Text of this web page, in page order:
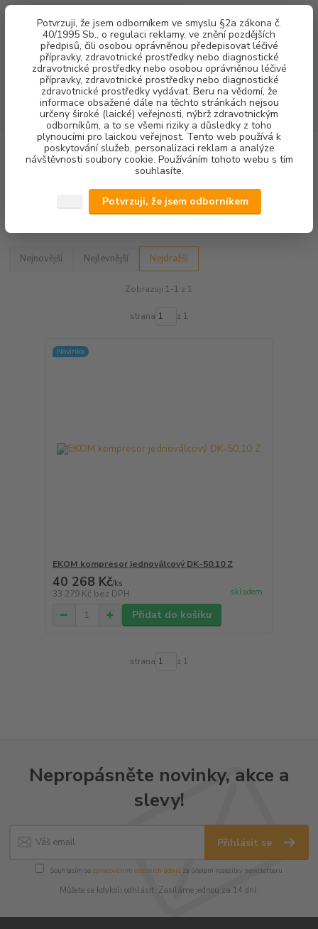
Potvrzuji, že jsem odborníkem ve smyslu §2a zákona č.
40/1995 Sb., o regulaci reklamy, ve znění pozdějších
předpisů, čili osobou oprávněnou předepisovat léčivé
přípravky, zdravotnické prostředky nebo diagnostické
zdravotnické prostředky nebo osobou oprávněnou léčivé
přípravky, zdravotnické prostředky nebo diagnostické
zdravotnické prostředky vydávat. Beru na vědomí, že
informace obsažené dále na těchto stránkách nejsou
určeny široké (laické) veřejnosti, nýbrž zdravotnickým
odborníkům, a to se všemi riziky a důsledky z toho
plynoucími pro laickou veřejnost. Tento web používá k
poskytování služeb, personalizaci reklam a analýze
návštěvnosti soubory cookie. Používáním tohoto webu s tím
souhlasíte.
Potvrzuji, že jsem odborníkem
Menu
CZK
Hledat
(Po-Pá, 8-16 hod.)
za0,00 Kč
VETERINÁRNÍ STOMATOLOGIE KOMPRESORY
KOMPRESORY
Upřesnit parametry
Nejnovější Nejlevnější Nejdražší
Zobrazuji 1-1 z 1
strana z 1
Novinka
EKOM kompresor jednoválcový DK-50.10 Z
40 268 Kč/ks
33 279 Kč bez DPH skladem
Přidat do košíku
strana z 1
Nepropásněte novinky, akce a
slevy!
Přihlásit se
Souhlasím se zpracováním osobních údajůza účelem rozesílky newsletteru.
Můžete se kdykoli odhlásit. Zasíláme jednou za 14 dní.